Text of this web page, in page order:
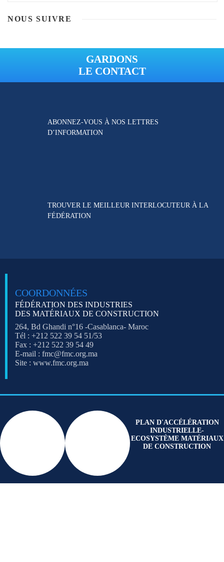
NOUS SUIVRE
GARDONS
LE CONTACT
ABONNEZ-VOUS À NOS LETTRES
D’INFORMATION
TROUVER LE MEILLEUR INTERLOCUTEUR À LA
FÉDÉRATION
COORDONNÉES
FÉDÉRATION DES INDUSTRIES
DES MATÉRIAUX DE CONSTRUCTION
264, Bd Ghandi n°16 -Casablanca- Maroc
Tél : +212 522 39 54 51/53
Fax : +212 522 39 54 49
E-mail : fmc@fmc.org.ma
Site : www.fmc.org.ma
PLAN D'ACCÉLÉRATION
INDUSTRIELLE-
ECOSYSTÈME MATÉRIAUX
DE CONSTRUCTION